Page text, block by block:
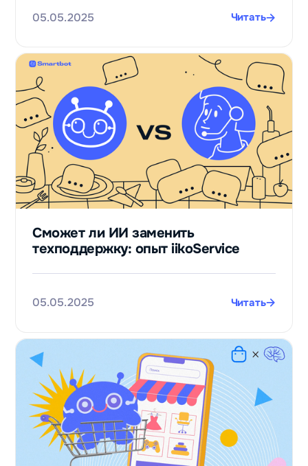
05.05.2025 Читать
Сможет ли ИИ заменить
техподдержку: опыт iikoService
05.05.2025 Читать